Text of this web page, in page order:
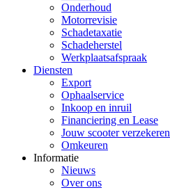
Onderhoud
Motorrevisie
Schadetaxatie
Schadeherstel
Werkplaatsafspraak
Diensten
Export
Ophaalservice
Inkoop en inruil
Financiering en Lease
Jouw scooter verzekeren
Omkeuren
Informatie
Nieuws
Over ons